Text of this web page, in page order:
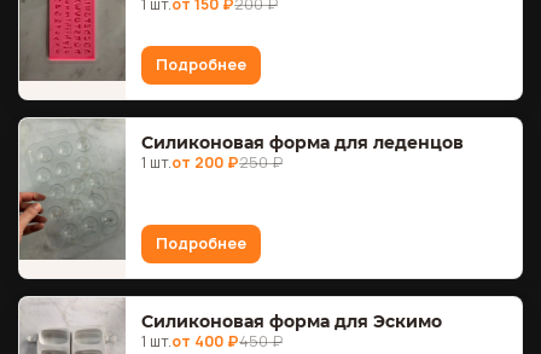
1 шт.от 150 ₽200 ₽
Подробнее
Силиконовая форма для леденцов
1 шт.от 200 ₽250 ₽
Подробнее
Силиконовая форма для Эскимо
1 шт.от 400 ₽450 ₽